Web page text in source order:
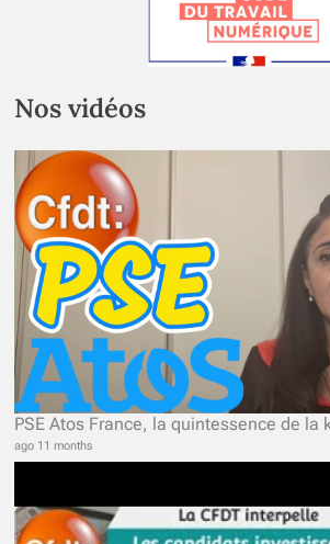
Nos vidéos
ago 11 months